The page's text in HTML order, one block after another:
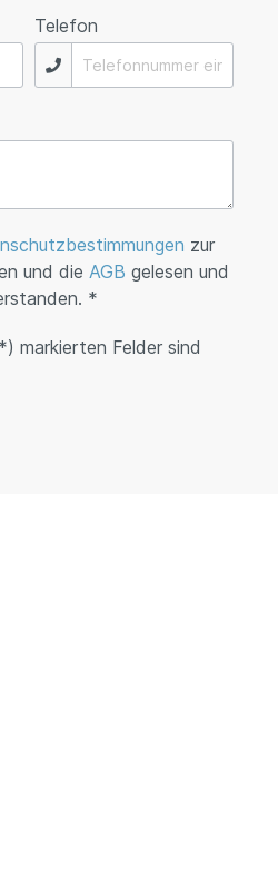
Telefon
zur
und die AGB gelesen und
*
markierten Felder sind